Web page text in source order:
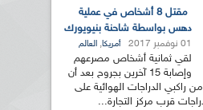
مقتل 8 أشخاص في عملية
دهس بواسطة شاحنة بنيويورك
01 نوفمبر 2017 أمريكا, العالم
لقي ثمانية أشخاص مصرعهم
وإصابة 15 آخرين بجروح بعد أن
الدراجات الهوائية على
قرب مركز التجارة...